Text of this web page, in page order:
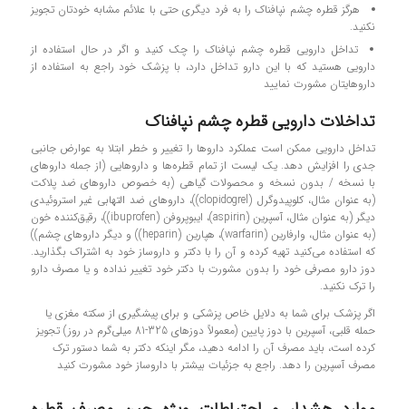
هرگز قطره چشم نپافناک را به فرد دیگری حتی با علائم مشابه خودتان تجویز
نکنید.
تداخل دارویی قطره چشم نپافناک را چک کنید و اگر در حال استفاده از
دارویی هستید که با این دارو تداخل دارد، با پزشک خود راجع به استفاده از
داروهایتان مشورت نمایید
تداخلات دارویی قطره چشم نپافناک
تداخل دارویی ممکن است عملکرد داروها را تغییر و خطر ابتلا به عوارض جانبی
جدی را افزایش دهد. یک لیست از تمام قطره‌ها و داروهایی (از جمله داروهای
با نسخه / بدون نسخه و محصولات گیاهی (به خصوص داروهای ضد پلاکت
(به عنوان مثال، کلوپیدوگرل (clopidogrel))، داروهای ضد التهابی غیر استروئیدی
دیگر (به عنوان مثال، آسپرین (aspirin)، ایبوپروفن (ibuprofen))، رقیق‌کننده خون
(به عنوان مثال، وارفارین (warfarin)، هپارین (heparin)) و دیگر داروهای چشم))
که استفاده می‌کنید تهیه کرده و آن را با دکتر و داروساز خود به اشتراک بگذارید.
دوز دارو مصرفی خود را بدون مشورت با دکتر خود تغییر نداده و یا مصرف دارو
را ترک نکنید.
اگر پزشک برای شما به دلایل خاص پزشکی و برای پیشگیری از سکته مغزی یا
حمله قلبی، آسپرین با دوز پایین (معمولاً دوزهای 325-81 میلی‌گرم در روز) تجویز
کرده است، باید مصرف آن را ادامه دهید، مگر اینکه دکتر به شما دستور ترک
مصرف آسپرین را دهد. راجع به جزئیات بیشتر با داروساز خود مشورت کنید